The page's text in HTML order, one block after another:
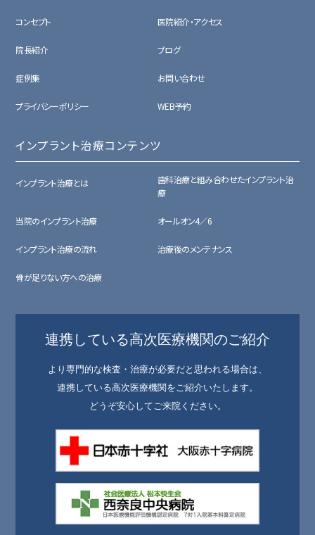
コンセプト 医院紹介・アクセス
院長紹介 ブログ
症例集 お問い合わせ
プライバシーポリシー WEB予約
インプラント治療コンテンツ
インプラント治療とは
歯科治療と組み合わせたインプラント治
療
当院のインプラント治療 オールオン4／6
インプラント治療の流れ 治療後のメンテナンス
骨が足りない方への治療
連携している高次医療機関のご紹介
より専門的な検査・治療が必要だと思われる場合は、
連携している高次医療機関をご紹介いたします。
どうぞ安心してご来院ください。